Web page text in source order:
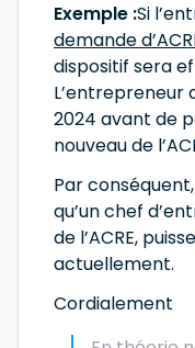
Exemple :Si
demande
dispositif sera
L’entrepreneur
2024 avant de
nouveau de
Par
qu’un chef
de l’ACRE,
actuellement.
Cordialement